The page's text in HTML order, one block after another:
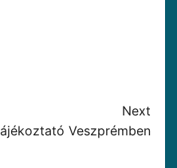
Next
Veszprémben